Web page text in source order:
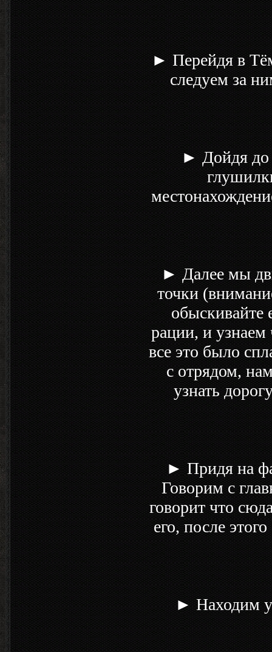
► Перейдя в
следуем за
► Дойдя до
► Далее мы
точки
обыскивайте
рации, и узнаем
все это было
с отрядом,
узнать
► Придя на
Говорим с
говорит что
его, после
► Находим